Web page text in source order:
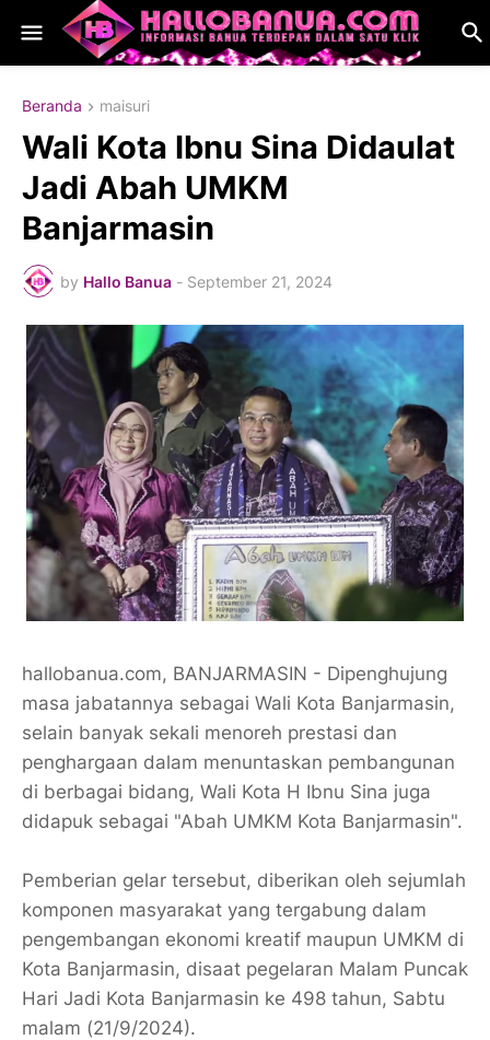
Beranda maisuri
Wali Kota Ibnu Sina Didaulat
Jadi Abah UMKM
Banjarmasin
by Hallo Banua - September 21, 2024
hallobanua.com, BANJARMASIN - Dipenghujung
masa jabatannya sebagai Wali Kota Banjarmasin,
selain banyak sekali menoreh prestasi dan
penghargaan dalam menuntaskan pembangunan
di berbagai bidang, Wali Kota H Ibnu Sina juga
didapuk sebagai "Abah UMKM Kota Banjarmasin".
Pemberian gelar tersebut, diberikan oleh sejumlah
komponen masyarakat yang tergabung dalam
pengembangan ekonomi kreatif maupun UMKM di
Kota Banjarmasin, disaat pegelaran Malam Puncak
Hari Jadi Kota Banjarmasin ke 498 tahun, Sabtu
malam (21/9/2024).